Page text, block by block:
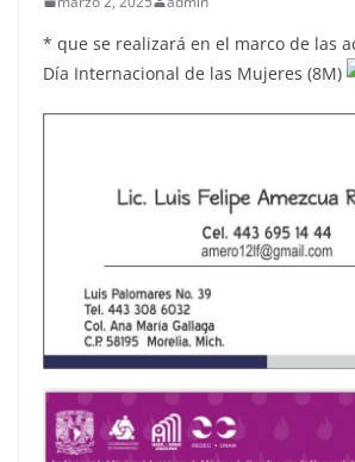
* que se realizará en el marco de las
Día Internacional de las Mujeres (8M)